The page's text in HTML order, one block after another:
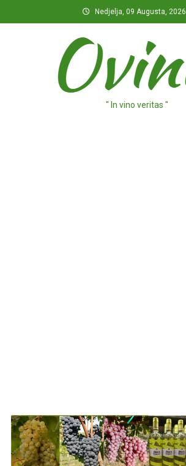
na
Nedjelja, 09 Augusta, 2026
" In vino veritas "